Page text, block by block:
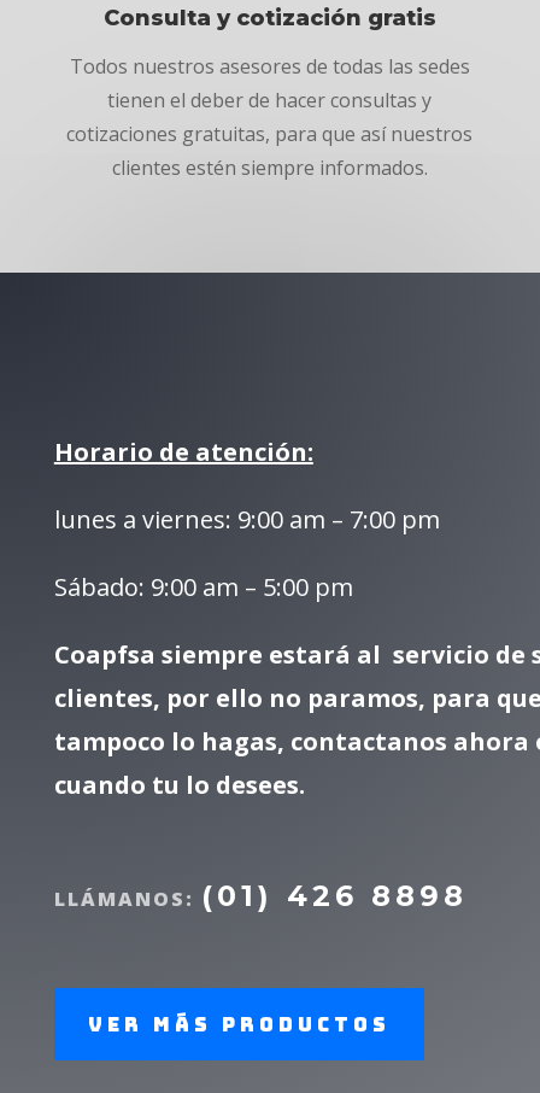
Consulta y cotización gratis
Todos nuestros asesores de todas las sedes
tienen el deber de hacer consultas y
cotizaciones gratuitas, para que así nuestros
clientes estén siempre informados.
Horario de atención:
lunes a viernes: 9:00 am – 7:00 pm
Sábado: 9:00 am – 5:00 pm
Coapfsa siempre estará al servicio de
clientes, por ello no paramos, para
tampoco lo hagas, contactanos ahora
cuando tu lo desees.
LLÁMANOS: (01) 426 8898
Ver más productos